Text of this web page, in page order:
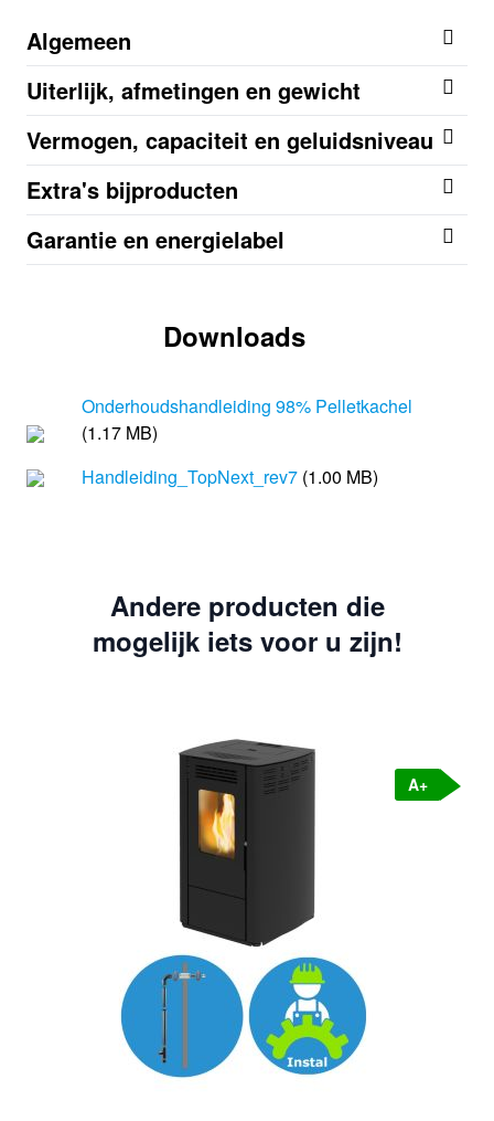
Algemeen
Uiterlijk, afmetingen en gewicht
Vermogen, capaciteit en geluidsniveau
Extra's bijproducten
Garantie en energielabel
Downloads
Onderhoudshandleiding 98% Pelletkachel
(1.17 MB)
Handleiding_TopNext_rev7 (1.00 MB)
Andere producten die
mogelijk iets voor u zijn!
A+